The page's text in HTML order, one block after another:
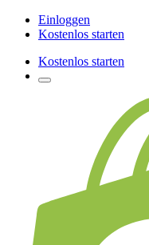
Einloggen
Kostenlos starten
Kostenlos starten